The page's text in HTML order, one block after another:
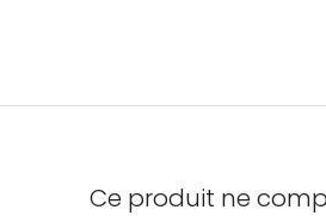
Ce produit ne